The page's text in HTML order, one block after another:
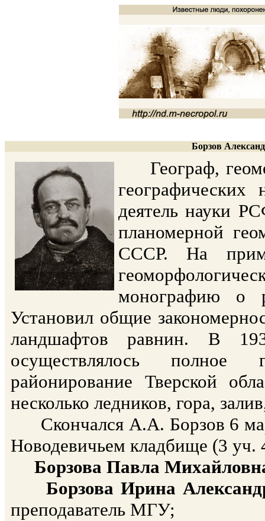
Борзов
Географ,
деятель науки
планомерной
СССР. На
монографию о
Установил общие
ландшафтов равнин. В
осуществлялось полное
районирование Тверской
несколько ледников, гора,
Cкончался А.А. Борзов 6
Новодевичьем кладбище (3
Борзова Павла
Борзова Ирина
преподаватель МГУ;